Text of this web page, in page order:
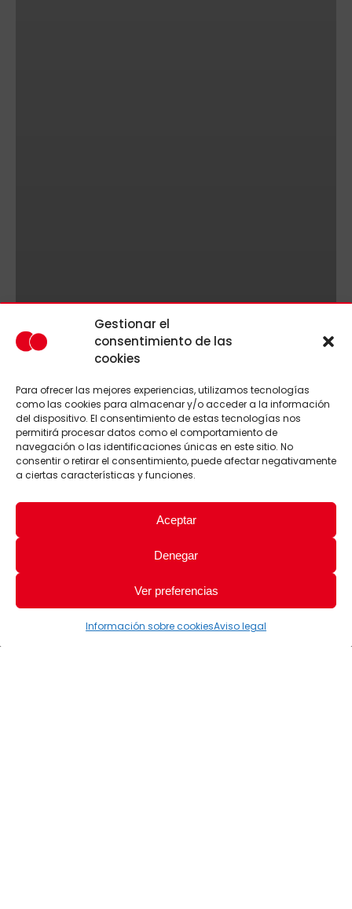
Gestionar el
consentimiento de las
cookies
Para ofrecer las mejores experiencias, utilizamos tecnologías
como las cookies para almacenar y/o acceder a la información
del dispositivo. El consentimiento de estas tecnologías nos
permitirá procesar datos como el comportamiento de
navegación o las identificaciones únicas en este sitio. No
consentir o retirar el consentimiento, puede afectar negativamente
a ciertas características y funciones.
Aceptar
Denegar
Ver preferencias
Información sobre cookiesAviso legal